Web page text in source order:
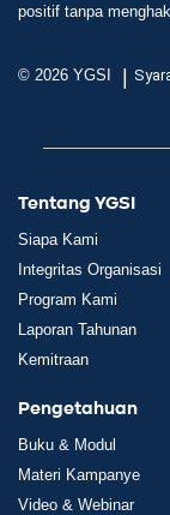
positif tanpa
© 2026 YGSI |
Tentang YGSI
Siapa Kami
Integritas Organisasi
Program Kami
Laporan Tahunan
Kemitraan
Pengetahuan
Buku & Modul
Materi Kampanye
Video & Webinar